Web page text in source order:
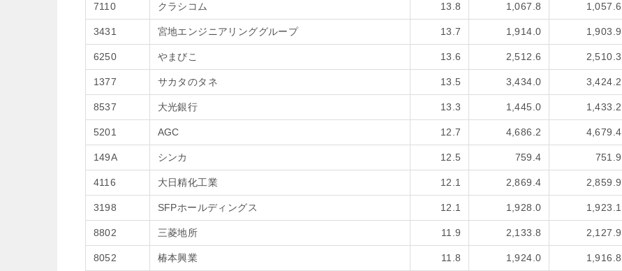
7110 クラシコム 13.8 1,067.8 1,057.6
3431 宮地エンジニアリンググループ 13.7 1,914.0 1,903.9
6250 やまびこ 13.6 2,512.6 2,510.3
1377 サカタのタネ 13.5 3,434.0 3,424.2
8537 大光銀行 13.3 1,445.0 1,433.2
5201 AGC 12.7 4,686.2 4,679.4
149A シンカ 12.5 759.4 751.9
4116 大日精化工業 12.1 2,869.4 2,859.9
3198 SFPホールディングス 12.1 1,928.0 1,923.1
8802 三菱地所 11.9 2,133.8 2,127.9
8052 椿本興業 11.8 1,924.0 1,916.8